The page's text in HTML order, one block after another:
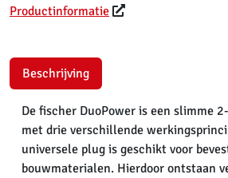
Productinformatie
Beschrijving
De fischer DuoPower is een slimme
met drie verschillende
universele plug is geschikt voor
bouwmaterialen. Hierdoor ontstaan